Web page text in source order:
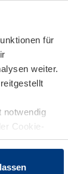
für
weiter.
notwendig
Cookie-
Nr. 1 zu